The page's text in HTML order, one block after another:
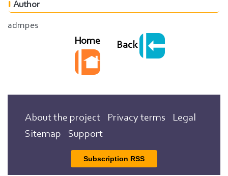
Author
admpes
Home Back
About the project Privacy terms
Legal
Sitemap
Support
Subscription RSS